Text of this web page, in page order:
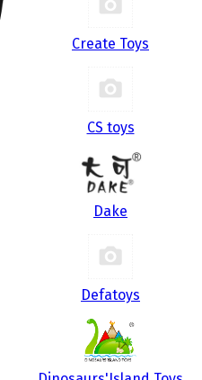
Create Toys
CS toys
Dake
Defatoys